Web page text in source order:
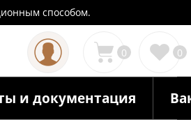
способом.
0 0
и документация